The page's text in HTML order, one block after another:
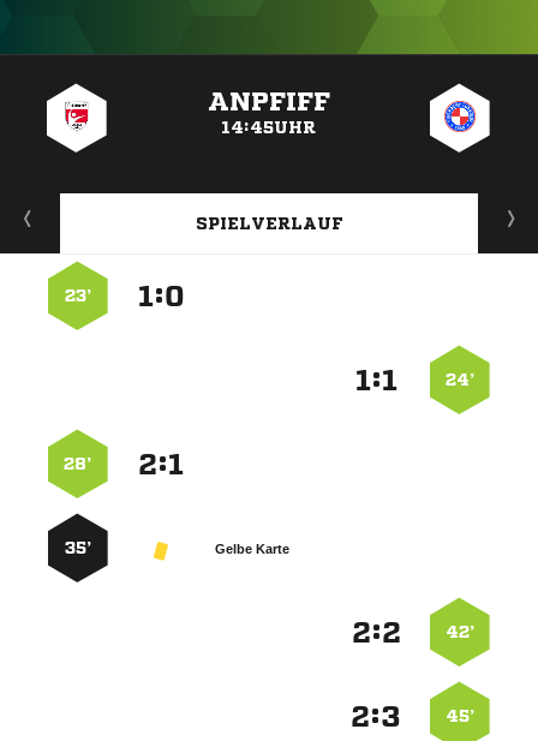
ANPFIFF
14:45UHR
SPIELVERLAUF
:
23’
24’
:
:
28’
Gelbe Karte
35’
42’
:
45’
: